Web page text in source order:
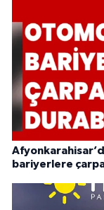
bariyerlere